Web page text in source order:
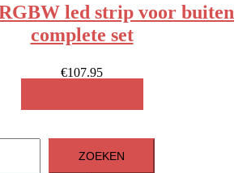
led strip voor buiten
complete set
€107.95
ZOEKEN